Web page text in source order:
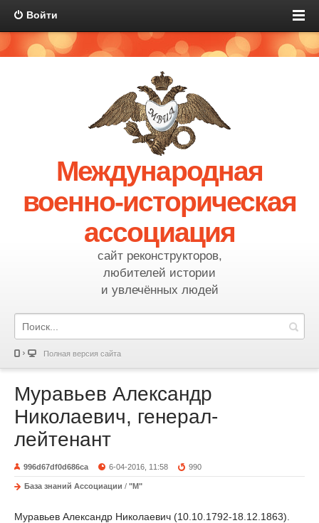
Войти
Международная
военно-историческая
ассоциация
сайт реконструкторов,
любителей истории
и увлечённых людей
Полная версия сайта
Муравьев Александр
Николаевич, генерал-
лейтенант
996d67df0d686ca 6-04-2016, 11:58 990
База знаний Ассоциации / "М"
Муравьев Александр Николаевич (10.10.1792-18.12.1863).